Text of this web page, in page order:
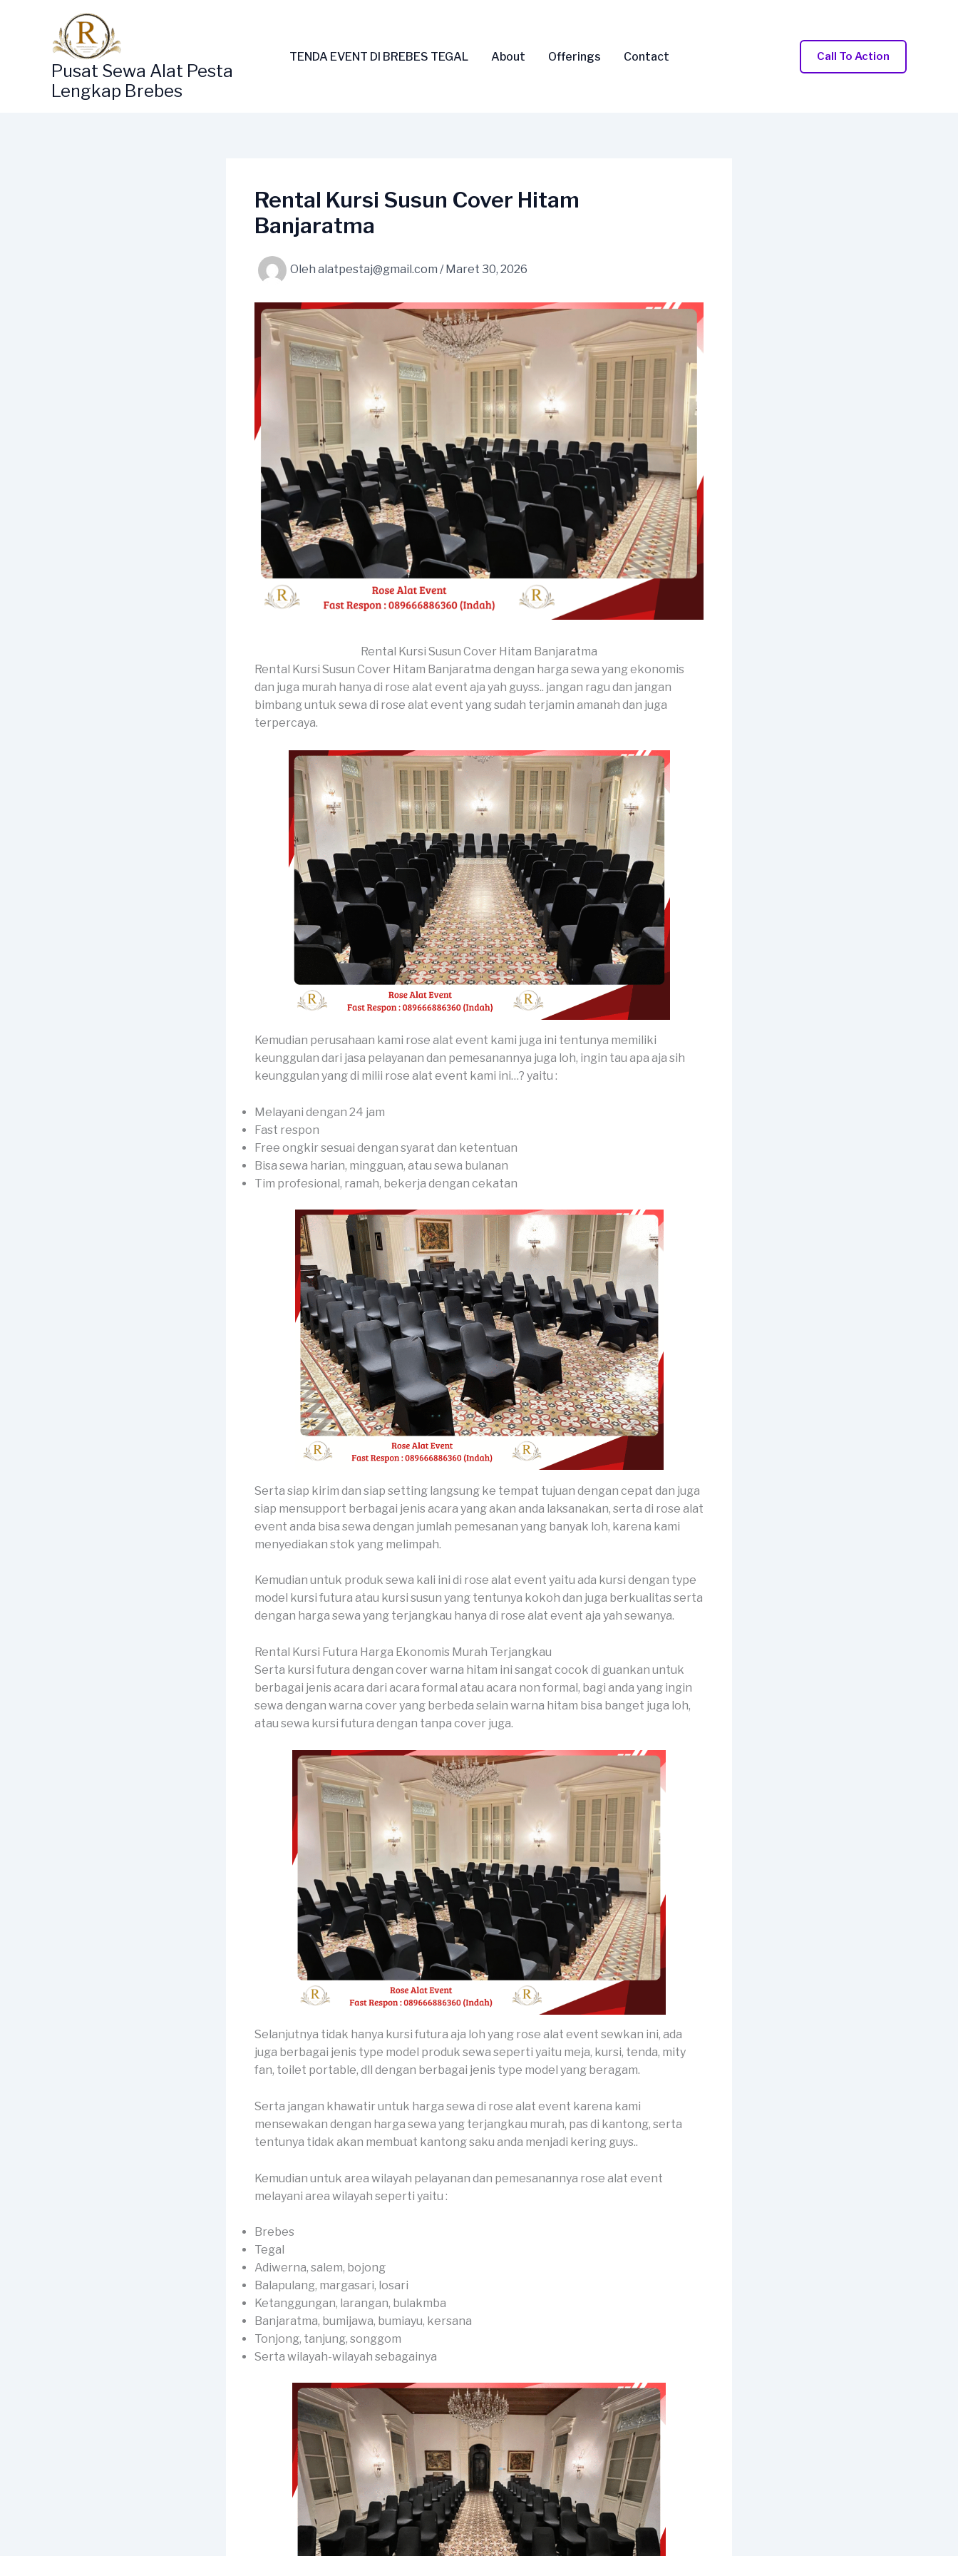
Pusat Sewa Alat Pesta
Lengkap Brebes
TENDA EVENT DI BREBES TEGAL About Offerings Contact Call To Action
Rental Kursi Susun Cover Hitam
Banjaratma
Oleh alatpestaj@gmail.com / Maret 30, 2026
Rental Kursi Susun Cover Hitam Banjaratma
Rental Kursi Susun Cover Hitam Banjaratma dengan harga sewa yang ekonomis
dan juga murah hanya di rose alat event aja yah guyss.. jangan ragu dan jangan
bimbang untuk sewa di rose alat event yang sudah terjamin amanah dan juga
terpercaya.
Kemudian perusahaan kami rose alat event kami juga ini tentunya memiliki
keunggulan dari jasa pelayanan dan pemesanannya juga loh, ingin tau apa aja sih
keunggulan yang di milii rose alat event kami ini…? yaitu :
Melayani dengan 24 jam
Fast respon
Free ongkir sesuai dengan syarat dan ketentuan
Bisa sewa harian, mingguan, atau sewa bulanan
Tim profesional, ramah, bekerja dengan cekatan
Serta siap kirim dan siap setting langsung ke tempat tujuan dengan cepat dan juga
siap mensupport berbagai jenis acara yang akan anda laksanakan, serta di rose alat
event anda bisa sewa dengan jumlah pemesanan yang banyak loh, karena kami
menyediakan stok yang melimpah.
Kemudian untuk produk sewa kali ini di rose alat event yaitu ada kursi dengan type
model kursi futura atau kursi susun yang tentunya kokoh dan juga berkualitas serta
dengan harga sewa yang terjangkau hanya di rose alat event aja yah sewanya.
Rental Kursi Futura Harga Ekonomis Murah Terjangkau
Serta kursi futura dengan cover warna hitam ini sangat cocok di guankan untuk
berbagai jenis acara dari acara formal atau acara non formal, bagi anda yang ingin
sewa dengan warna cover yang berbeda selain warna hitam bisa banget juga loh,
atau sewa kursi futura dengan tanpa cover juga.
Selanjutnya tidak hanya kursi futura aja loh yang rose alat event sewkan ini, ada
juga berbagai jenis type model produk sewa seperti yaitu meja, kursi, tenda, mity
fan, toilet portable, dll dengan berbagai jenis type model yang beragam.
Serta jangan khawatir untuk harga sewa di rose alat event karena kami
mensewakan dengan harga sewa yang terjangkau murah, pas di kantong, serta
tentunya tidak akan membuat kantong saku anda menjadi kering guys..
Kemudian untuk area wilayah pelayanan dan pemesanannya rose alat event
melayani area wilayah seperti yaitu :
Brebes
Tegal
Adiwerna, salem, bojong
Balapulang, margasari, losari
Ketanggungan, larangan, bulakmba
Banjaratma, bumijawa, bumiayu, kersana
Tonjong, tanjung, songgom
Serta wilayah-wilayah sebagainya